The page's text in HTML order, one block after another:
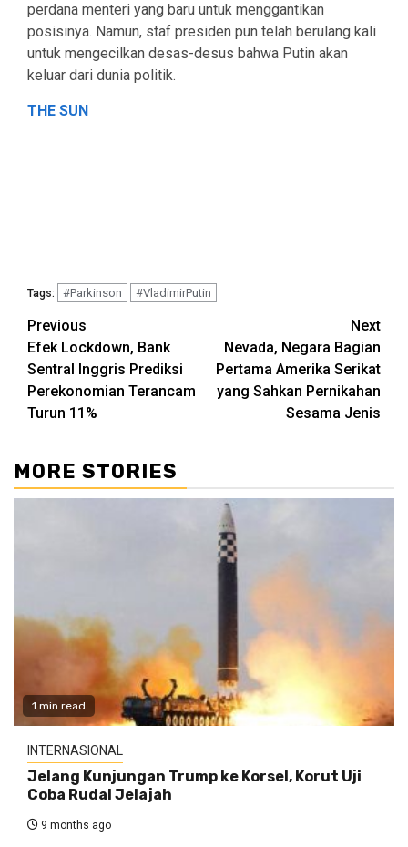
perdana menteri yang baru untuk menggantikan
posisinya. Namun, staf presiden pun telah berulang kali
untuk mengecilkan desas-desus bahwa Putin akan
keluar dari dunia politik.
THE SUN
Tags: #Parkinson #VladimirPutin
Continue
Reading
Previous
Efek Lockdown, Bank
Sentral Inggris Prediksi
Perekonomian Terancam
Turun 11%
Next
Nevada, Negara Bagian
Pertama Amerika Serikat
yang Sahkan Pernikahan
Sesama Jenis
MORE STORIES
1 min read
INTERNASIONAL
Jelang Kunjungan Trump ke Korsel, Korut Uji
Coba Rudal Jelajah
9 months ago